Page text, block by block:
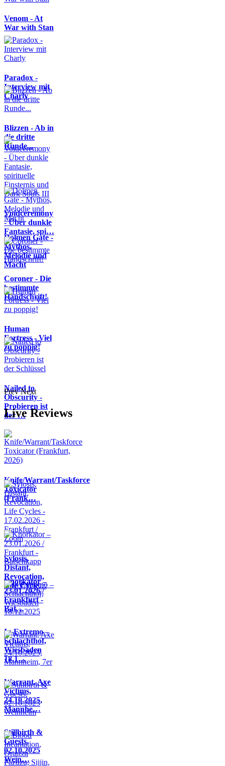
Venom - At
War with Stan
Paradox -
Interview mit
Charly
Blizzen - Ab in
die dritte
Runde...
Voidceremony
- Über dunkle
Fantasie, spi…
Dolmen Gate -
Mythos,
Melodie und
Macht
Coroner - Die
bestimmte
Handschrift!
Human
Fortress - Viel
zu poppig!
Nailed to
Obscurity -
Probieren ist
der …
Prev Next
Live Reviews
Knife/Warrant/Taskforce
Toxicator
(Frank…
Sylosis,
Distant,
Revocation,
Life Cycle…
Knorkator –
23.01.2026 /
Frankfurt -
Bat…
In Extremo –
Schlachthof,
Wiesbaden
18.1…
Warrant, Axe
Victims,
24.10.2025,
Mannhe…
Stillbirth &
Guests,
02.10.2025
Wein…